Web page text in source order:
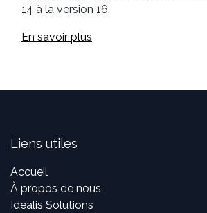
14 à la version 16.
En savoir plus
Liens utiles
Accueil
À propos de nous
Idealis Solutions